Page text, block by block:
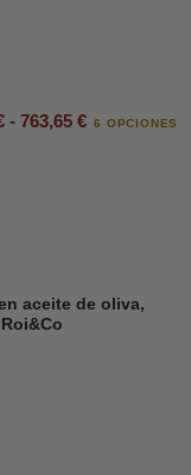
- 763,65 € 6 OPCIONES
aceite de oliva,